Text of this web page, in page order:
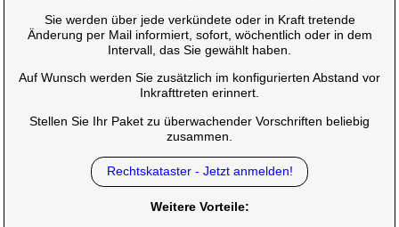
Sie werden über jede verkündete oder in Kraft tretende
Änderung per Mail informiert, sofort, wöchentlich oder in dem
Intervall, das Sie gewählt haben.
Auf Wunsch werden Sie zusätzlich im konfigurierten Abstand vor
Inkrafttreten erinnert.
Stellen Sie Ihr Paket zu überwachender Vorschriften beliebig
zusammen.
Rechtskataster - Jetzt anmelden!
Weitere Vorteile: